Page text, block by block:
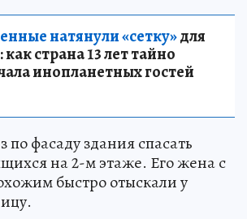
натянули «сетку»для
страна 13 лет тайно
инопланетных гостей
фасаду здания спасать
на 2-м этаже. Его жена с
быстро отыскали у